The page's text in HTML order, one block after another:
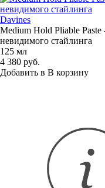
Davines
Medium Hold Pliable
невидимого стайлинга
125 мл
4 380 руб.
Добавить в В корзину